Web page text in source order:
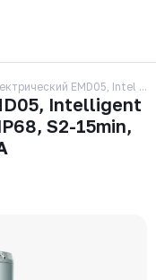
EMD05,
Intelligent
S2-15min,